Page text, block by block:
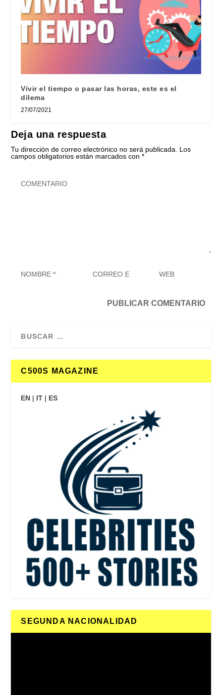
Vivir el tiempo o pasar las horas, este es el
dilema
27/07/2021
Deja una respuesta
Tu dirección de correo electrónico no será publicada.
Los
campos obligatorios están marcados con*
C500S MAGAZINE
EN | IT | ES
SEGUNDA NACIONALIDAD